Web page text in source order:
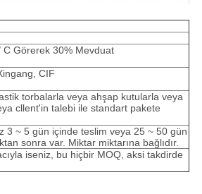
C Görerek 30% Mevduat
CIF
torbalarla veya ahşap kutularla veya
cllent'in talebi ile standart pakete
3 ~ 5 gün içinde teslim veya 25 ~ 50 gün
sonra var. Miktar miktarına bağlıdır.
iseniz, bu hiçbir MOQ, aksi takdirde